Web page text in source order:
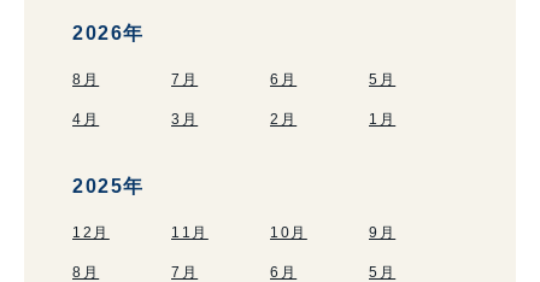
2026年
8月 7月 6月 5月
4月 3月 2月 1月
2025年
12月 11月 10月 9月
8月 7月 6月 5月